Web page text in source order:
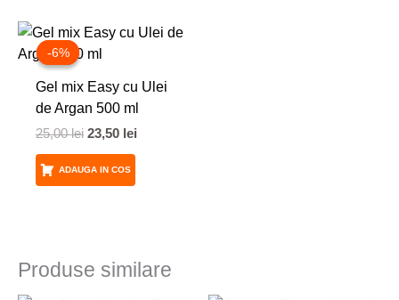
-6%
-6%
Gel mix Easy cu Ulei
de Argan 500 ml
25,00lei
Prețul
inițial
a
fost:
25,00 lei.
23,50 lei
Prețul
23,50 lei.
ADAUGA IN COS
Produse similare